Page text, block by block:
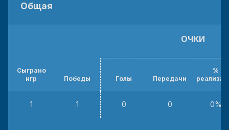
Общая
Сыграно
игр
Победы
ОЧКИ
Голы Передачи
%
1 1 0 0 0%